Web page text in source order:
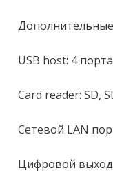
Дополнительные
USВ hоst: 4
Саrd rеаdеr: SD,
Сетевой LАN
Цифровой